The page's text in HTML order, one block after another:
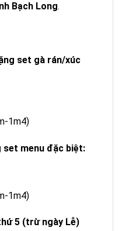
Bạch Long.
set gà rán/xúc
1m4)
set menu đặc biệt:
1m4)
5 (trừ ngày Lễ)